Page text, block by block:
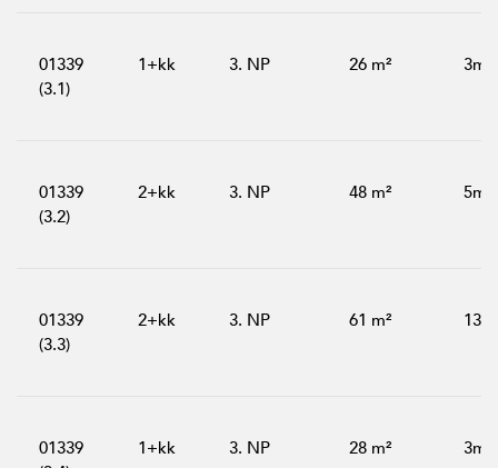
01339
(3.1)
1+kk 3. NP 26 m² 3m²
01339
(3.2)
2+kk 3. NP 48 m² 5m²
01339
(3.3)
2+kk 3. NP 61 m²
01339
1+kk 3. NP 28 m² 3m²